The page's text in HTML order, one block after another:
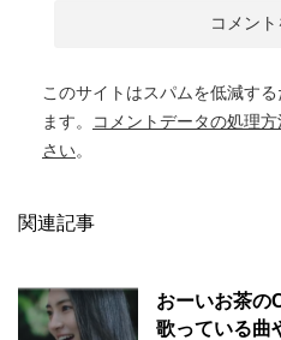
このサイトはスパムを低減す
ます。
コメントデータの処理
さい。
関連記事
おーいお茶の
歌っている曲